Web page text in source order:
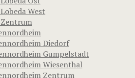
West
Zentrum
Diedorf
Gumpelstadt
Wiesenthal
Zentrum